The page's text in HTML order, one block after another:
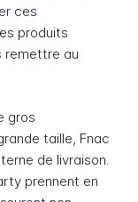
ces
produits
remettre au
gros
taille, Fnac
de livraison.
prennent en